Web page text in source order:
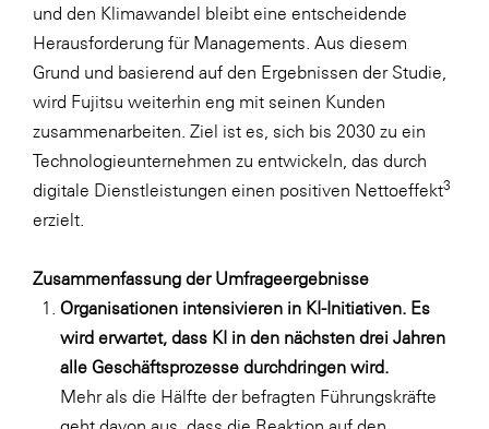
STIHL Tirol
Trend Micro
TAG GmbH
VALETTA
Verband Druck Medien Österreich
Wirtschaftskammer Salzburg
Fahrzeugtechnik
WKS Fachgruppe Finanzdienstleister
WK UBIT
Zühlke
und den Klimawandel bleibt eine entscheidende
Herausforderung für Managements. Aus diesem
Grund und basierend auf den Ergebnissen der Studie,
wird Fujitsu weiterhin eng mit seinen Kunden
zusammenarbeiten. Ziel ist es, sich bis 2030 zu ein
Technologieunternehmen zu entwickeln, das durch
digitale Dienstleistungen einen positiven Nettoeffekt3
erzielt.
Zusammenfassung der Umfrageergebnisse
Organisationen intensivieren in KI-Initiativen. Es
wird erwartet, dass KI in den nächsten drei Jahren
alle Geschäftsprozesse durchdringen wird.
Mehr als die Hälfte der befragten Führungskräfte